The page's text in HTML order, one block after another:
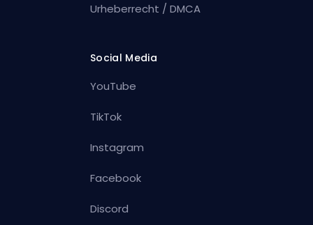
Urheberrecht / DMCA
Social Media
YouTube
TikTok
Instagram
Facebook
Discord